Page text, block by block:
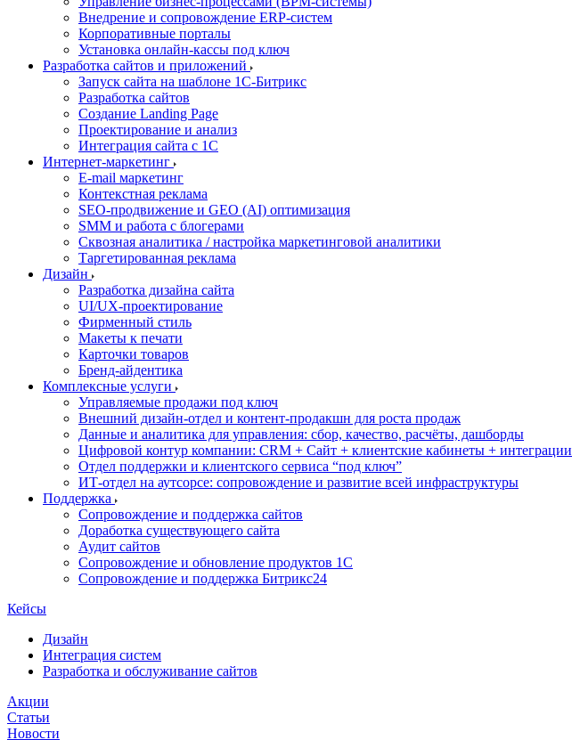
Внедрение и сопровождение ERP-систем
Корпоративные порталы
Установка онлайн-кассы под ключ
Разработка сайтов и приложений
Запуск сайта на шаблоне 1С-Битрикс
Разработка сайтов
Создание Landing Page
Проектирование и анализ
Интеграция сайта с 1С
Интернет-маркетинг
E-mail маркетинг
Контекстная реклама
SEO-продвижение и GEO (AI) оптимизация
SMM и работа с блогерами
Сквозная аналитика / настройка маркетинговой аналитики
Таргетированная реклама
Дизайн
Разработка дизайна сайта
UI/UX-проектирование
Фирменный стиль
Макеты к печати
Карточки товаров
Бренд-айдентика
Комплексные услуги
Управляемые продажи под ключ
Внешний дизайн-отдел и контент-продакшн для роста продаж
Данные и аналитика для управления: сбор, качество, расчёты, дашборды
Цифровой контур компании: CRM + Сайт + клиентские кабинеты + интеграции
Отдел поддержки и клиентского сервиса “под ключ”
ИТ-отдел на аутсорсе: сопровождение и развитие всей инфраструктуры
Поддержка
Сопровождение и поддержка сайтов
Доработка существующего сайта
Аудит сайтов
Сопровождение и обновление продуктов 1С
Сопровождение и поддержка Битрикс24
Кейсы
Дизайн
Интеграция систем
Разработка и обслуживание сайтов
Акции
Статьи
Новости